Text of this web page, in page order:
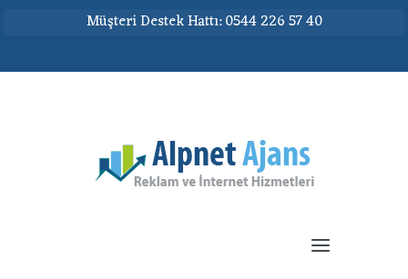
Müşteri Destek Hattı: 0544 226 57 40